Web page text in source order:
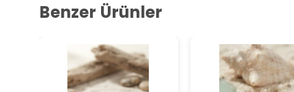
Benzer Ürünler